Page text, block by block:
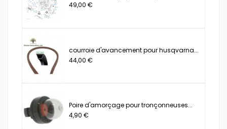
49,00 €
courroie d'avancement pour husqvarna...
44,00 €
Poire d'amorçage pour tronçonneuses...
4,90 €